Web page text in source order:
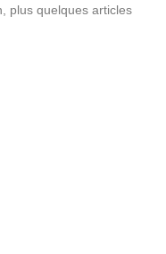
plus quelques articles